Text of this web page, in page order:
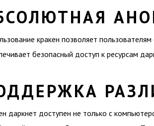
кракен позволяет
безопасный доступ к ресурсам
даркнет доступен не только с